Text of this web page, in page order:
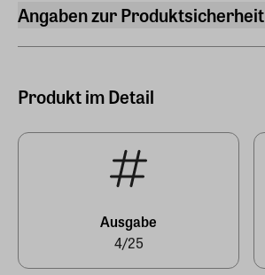
Angaben zur Produktsicherheit
Deutschland (EU)
E-Mail-Adresse
produktsicherheit@zeit.de
Produkt im Detail
Ausgabe
4/25